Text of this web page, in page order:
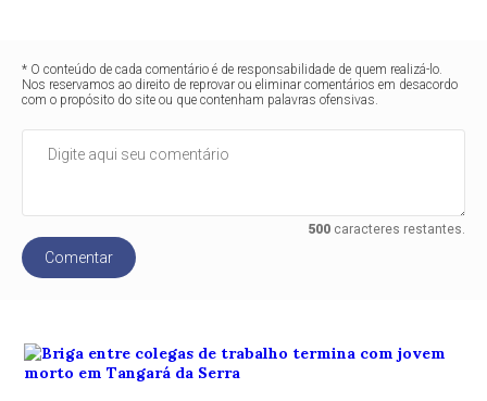
* O conteúdo de cada comentário é de responsabilidade de quem realizá-lo.
Nos reservamos ao direito de reprovar ou eliminar comentários em desacordo
com o propósito do site ou que contenham palavras ofensivas.
500caracteres restantes.
Comentar